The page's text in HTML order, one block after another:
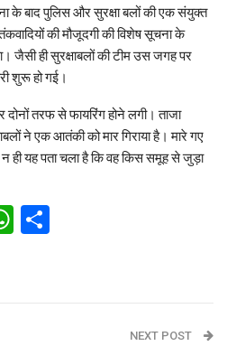
के बाद पुलिस और सुरक्षा बलों की एक संयुक्त
की मौजूदगी की विशेष सूचना के
जैसी ही सुरक्षाबलों की टीम उस जगह पर
शुरू हो गई।
दोनों तरफ से फायरिंग होने लगी। ताजा
ने एक आतंकी को मार गिराया है। मारे गए
ही यह पता चला है कि वह किस समूह से जुड़ा
WhatsApp
NEXT POST